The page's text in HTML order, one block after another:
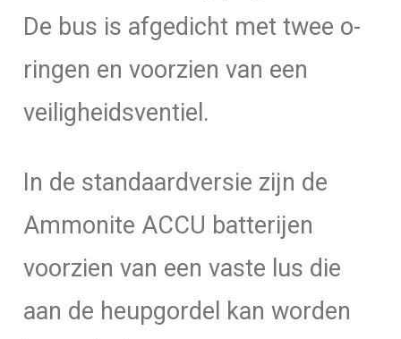
De bus is afgedicht met twee o-
ringen en voorzien van een
veiligheidsventiel.
In de standaardversie zijn de
Ammonite ACCU batterijen
voorzien van een vaste lus die
aan de heupgordel kan worden